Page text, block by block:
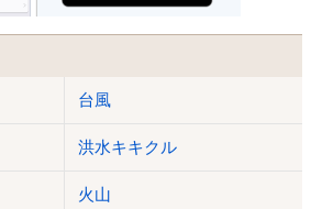
台風
洪水キキクル
火山